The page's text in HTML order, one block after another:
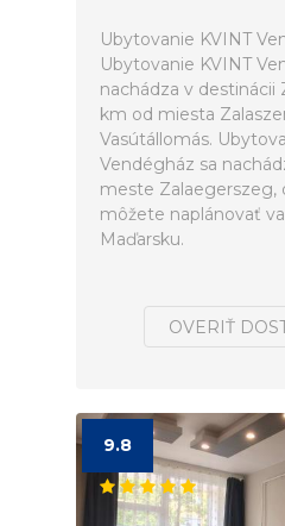
Ubytovanie KVINT
Ubytovanie KVINT
nachádza v destinácii
km od miesta
Vasútállomás.
Vendégház sa
meste Zalaegerszeg,
môžete naplánovať
Maďarsku.
OVERIŤ
9.8